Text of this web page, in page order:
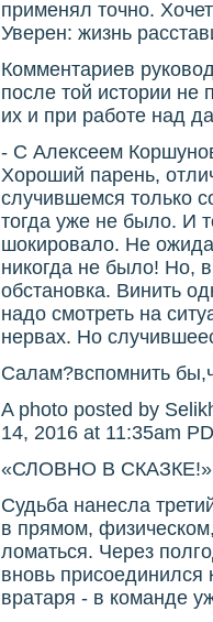
применял точно.
Уверен: жизнь
Комментариев
после той истории не
их и при работе над
- С Алексеем
Хороший парень,
случившемся только
тогда уже не было. И
шокировало. Не
никогда не было! Но,
обстановка. Винить
надо смотреть на
нервах. Но
Салам?вспомнить
A photo posted by
14, 2016 at 11:35am
«СЛОВНО В СКАЗКЕ!»
Судьба нанесла
в прямом,
ломаться. Через
вновь присоединился
вратаря - в команде